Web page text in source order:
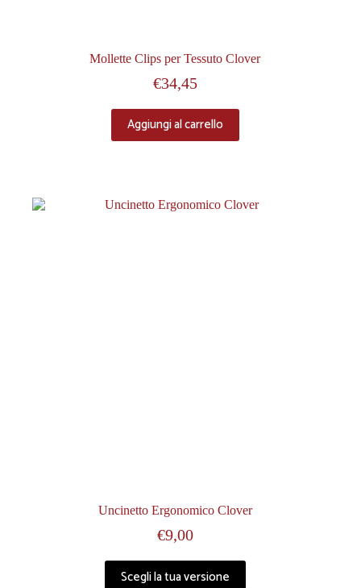
Mollette Clips per Tessuto Clover
€34,45
Aggiungi al carrello
Uncinetto Ergonomico Clover
€9,00
Scegli la tua versione